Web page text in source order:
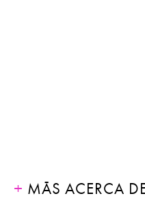
MÁS ACERCA